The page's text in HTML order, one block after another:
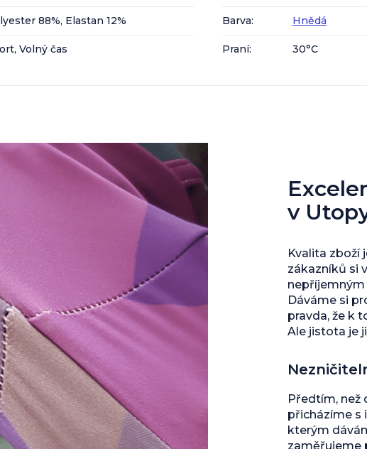
88%, Elastan 12% Barva: Hnědá
Volný čas Praní: 30°C
v
Kvalita zboží
zákazníků si
Dáváme si
pravda, že k
Ale jistota je
Předtím, než
přicházíme s
kterým
zaměřujeme